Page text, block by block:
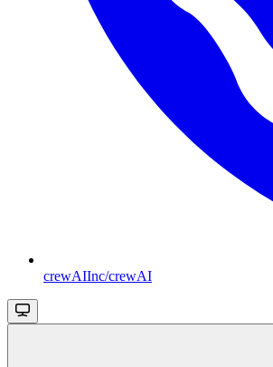
crewAIInc/crewAI